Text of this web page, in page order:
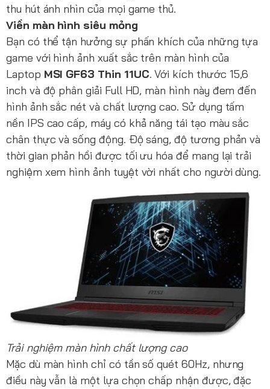
thu hút ánh nhìn của mọi game thủ.
Viền màn hình siêu mỏng
Bạn có thể tận hưởng sự phấn khích của những tựa
game với hình ảnh xuất sắc trên màn hình của
Laptop MSI GF63 Thin 11UC. Với kích thước 15,6
inch và độ phân giải Full HD, màn hình này đem đến
hình ảnh sắc nét và chất lượng cao. Sử dụng tấm
nền IPS cao cấp, máy có khả năng tái tạo màu sắc
chân thực và sống động. Độ sáng, độ tương phản và
thời gian phản hồi được tối ưu hóa để mang lại trải
nghiệm xem hình ảnh tuyệt vời nhất cho người dùng.
Trải nghiệm màn hình chất lượng cao
Mặc dù màn hình chỉ có tần số quét 60Hz, nhưng
điều này vẫn là một lựa chọn chấp nhận được, đặc